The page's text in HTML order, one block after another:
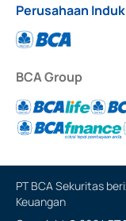
Perusahaan Induk
BCA Group
PT BCA Sekuritas
Keuangan